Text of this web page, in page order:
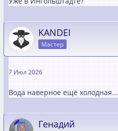
KANDEI
Мастер
7 Июл 2026
Вода наверное ещё холодная...
Генадий